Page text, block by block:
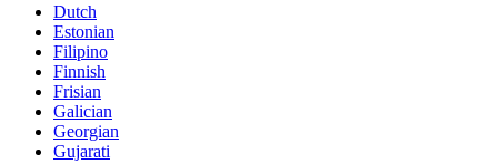
Dutch
Estonian
Filipino
Finnish
Frisian
Galician
Georgian
Gujarati